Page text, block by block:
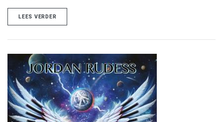
LEES VERDER